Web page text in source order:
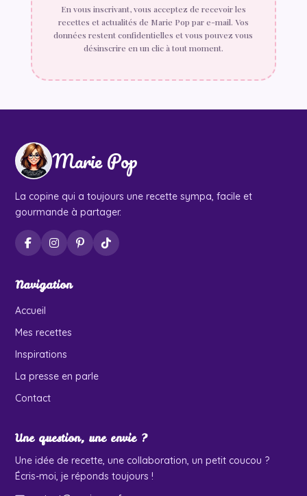
En vous inscrivant, vous acceptez de recevoir les
recettes et actualités de Marie Pop par e-mail. Vos
données restent confidentielles et vous pouvez vous
désinscrire en un clic à tout moment.
Marie Pop
La copine qui a toujours une recette sympa, facile et
gourmande à partager.
Navigation
Accueil
Mes recettes
Inspirations
La presse en parle
Contact
Une question, une envie ?
Une idée de recette, une collaboration, un petit coucou ?
Écris-moi, je réponds toujours !